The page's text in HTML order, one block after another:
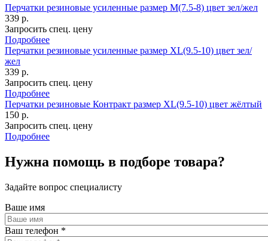
Перчатки резиновые усиленные размер M(7.5-8) цвет зел/жел
339 р.
Запросить спец. цену
Подробнее
Перчатки резиновые усиленные размер XL(9.5-10) цвет зел/
жел
339 р.
Запросить спец. цену
Подробнее
Перчатки резиновые Контракт размер XL(9.5-10) цвет жёлтый
150 р.
Запросить спец. цену
Подробнее
Нужна помощь в подборе товара?
Задайте вопрос специалисту
Ваше имя
Ваш телефон *